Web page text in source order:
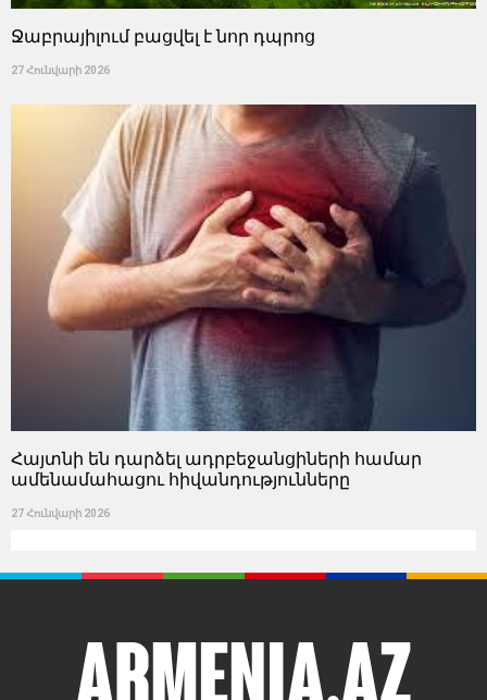
Ջաբրայիլում բացվել է նոր դպրոց
27 Հունվարի 2026
Հայտնի են դարձել ադրբեջանցիների համար
ամենամահացու հիվանդությունները
27 Հունվարի 2026